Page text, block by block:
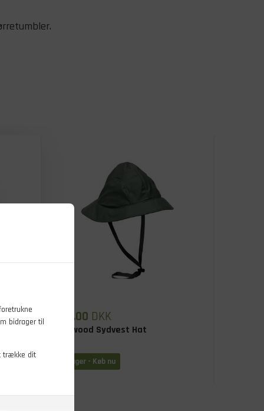
bidrager til
trække dit
349,00 DKK
Pinewood Sydvest Hat
På lager - Køb nu